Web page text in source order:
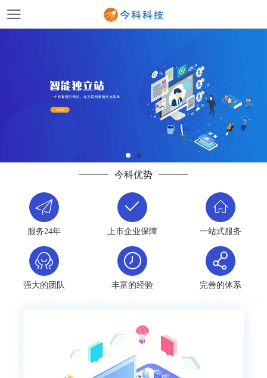
今科优势
服务24年 上市企业保障 一站式服务
强大的团队 丰富的经验 完善的体系